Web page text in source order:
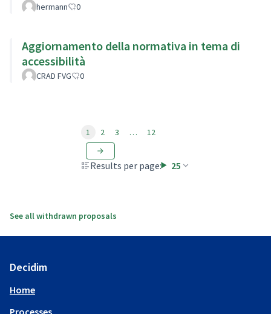
hermann 0
Aggiornamento della normativa in tema di
accessibilità
CRAD FVG 0
Results per page: 25
1 2 3 … 12
See all withdrawn proposals
Decidim
Home
Processes